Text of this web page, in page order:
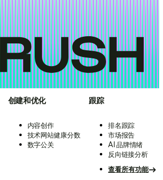
创建和优化
内容创作
技术网站健康分数
数字公关
跟踪
排名跟踪
市场报告
AI 品牌情绪
反向链接分析
查看所有功能